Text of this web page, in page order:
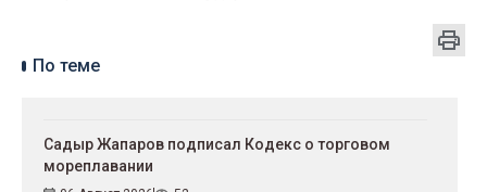
По теме
Садыр Жапаров подписал Кодекс о торговом
мореплавании